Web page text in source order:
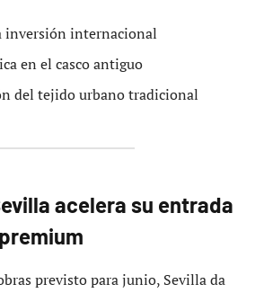
inversión internacional
en el casco antiguo
del tejido urbano tradicional
acelera su entrada
previsto para junio, Sevilla da